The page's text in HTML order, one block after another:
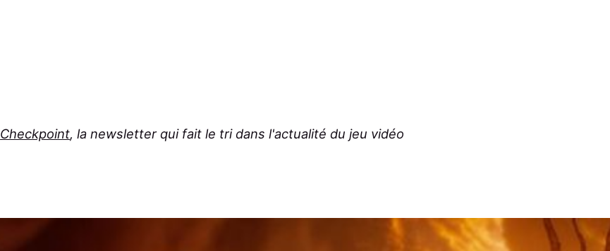
Checkpoint, la newsletter qui fait le tri dans l'actualité du jeu vidéo